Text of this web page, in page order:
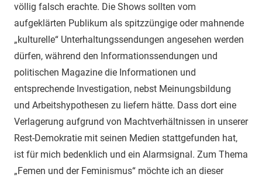
völlig falsch erachte. Die Shows sollten vom
aufgeklärten Publikum als spitzzüngige oder mahnende
„kulturelle“ Unterhaltungssendungen angesehen werden
dürfen, während den Informationssendungen und
politischen Magazine die Informationen und
entsprechende Investigation, nebst Meinungsbildung
und Arbeitshypothesen zu liefern hätte. Dass dort eine
Verlagerung aufgrund von Machtverhältnissen in unserer
Rest-Demokratie mit seinen Medien stattgefunden hat,
ist für mich bedenklich und ein Alarmsignal. Zum Thema
„Femen und der Feminismus“ möchte ich an dieser